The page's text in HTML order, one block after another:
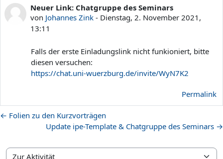
Neuer Link: Chatgruppe des Seminars
von Johannes Zink- Dienstag, 2. November 2021,
13:11
Anzahl Antworten: 0
Falls der erste Einladungslink nicht funkioniert, bitte
diesen versuchen:
https://chat.uni-wuerzburg.de/invite/WyN7K2
Permalink
← Folien zu den Kurzvorträgen
Update ipe-Template & Chatgruppe des Seminars →